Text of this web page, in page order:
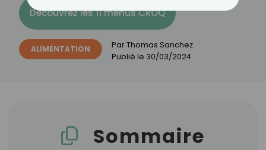
Découvrez les 11 menus CROQ
ALIMENTATION ParThomas Sanchez
Publié le 30/03/2024
Sommaire